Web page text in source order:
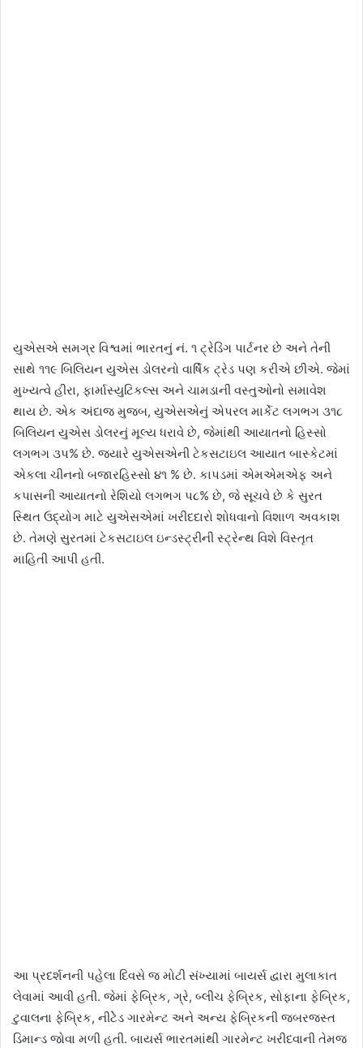
યુએસએ સમગ્ર વિશ્વમાં ભારતનું નં. ૧ ટ્રેડિંગ પાર્ટનર છે અને તેની
સાથે ૧૧૯ બિલિયન યુએસ ડોલરનો વાર્ષિક ટ્રેડ પણ કરીએ છીએ. જેમાં
મુખ્યત્વે હીરા, ફાર્માસ્યુટિકલ્સ અને ચામડાની વસ્તુઓનો સમાવેશ
થાય છે. એક અંદાજ મુજબ, યુએસએનું એપરલ માર્કેટ લગભગ ૩૧૮
બિલિયન યુએસ ડોલરનું મૂલ્ય ધરાવે છે, જેમાંથી આયાતનો હિસ્સો
લગભગ ૩પ% છે. જ્યારે યુએસએની ટેકસટાઇલ આયાત બાસ્કેટમાં
એકલા ચીનનો બજારહિસ્સો ૪૧ % છે. કાપડમાં એમએમએફ અને
કપાસની આયાતનો રેશિયો લગભગ પ૮% છે, જે સૂચવે છે કે સુરત
સ્થિત ઉદ્યોગ માટે યુએસએમાં ખરીદદારો શોધવાનો વિશાળ અવકાશ
છે. તેમણે સુરતમાં ટેકસટાઇલ ઇન્ડસ્ટ્રીની સ્ટ્રેન્થ વિશે વિસ્તૃત
માહિતી આપી હતી.
આ પ્રદર્શનની પહેલા દિવસે જ મોટી સંખ્યામાં બાયર્સ દ્વારા મુલાકાત
લેવામાં આવી હતી. જેમાં ફેબ્રિક, ગ્રે, બ્લીચ ફેબ્રિક, સોફાના ફેબ્રિક,
ટુવાલના ફેબ્રિક, નીટેેડ ગારમેન્ટ અને અન્ય ફેબ્રિકની જબરજસ્ત
ડિમાન્ડ જોવા મળી હતી. બાયર્સ ભારતમાંથી ગારમેન્ટ ખરીદવાની તેમજ